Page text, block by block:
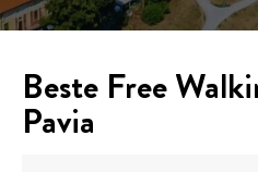
Beste Free
Pavia